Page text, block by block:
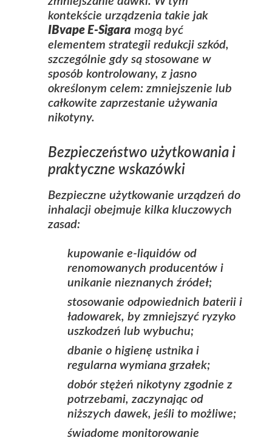
kontekście urządzenia takie jak
IBvape E-Sigara mogą być
elementem strategii redukcji szkód,
szczególnie gdy są stosowane w
sposób kontrolowany, z jasno
określonym celem: zmniejszenie lub
całkowite zaprzestanie używania
nikotyny.
Bezpieczeństwo użytkowania i
praktyczne wskazówki
Bezpieczne użytkowanie urządzeń do
inhalacji obejmuje kilka kluczowych
zasad:
kupowanie e‑liquidów od
renomowanych producentów i
unikanie nieznanych źródeł;
stosowanie odpowiednich baterii i
ładowarek, by zmniejszyć ryzyko
uszkodzeń lub wybuchu;
dbanie o higienę ustnika i
regularna wymiana grzałek;
dobór stężeń nikotyny zgodnie z
potrzebami, zaczynając od
niższych dawek, jeśli to możliwe;
świadome monitorowanie